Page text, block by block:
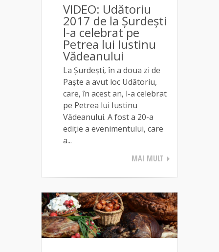
VIDEO: Udătoriu
2017 de la Șurdești
l-a celebrat pe
Petrea lui Iustinu
Vădeanului
La Șurdești, în a doua zi de
Paște a avut loc Udătoriu,
care, în acest an, l-a celebrat
pe Petrea lui Iustinu
Vădeanului. A fost a 20-a
ediție a evenimentului, care
a...
MAI MULT